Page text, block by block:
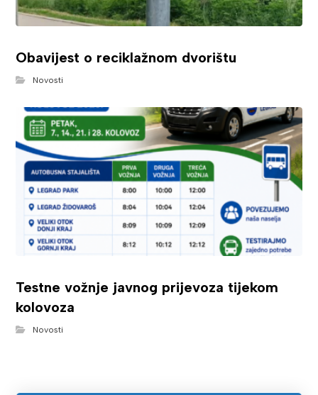
Obavijest o reciklažnom dvorištu
Novosti
Testne vožnje javnog prijevoza tijekom
kolovoza
Novosti